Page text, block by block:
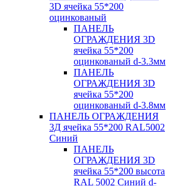
3D ячейка 55*200
оцинкованый
ПАНЕЛЬ
ОГРАЖДЕНИЯ 3D
ячейка 55*200
оцинкованый d-3.3мм
ПАНЕЛЬ
ОГРАЖДЕНИЯ 3D
ячейка 55*200
оцинкованый d-3.8мм
ПАНЕЛЬ ОГРАЖДЕНИЯ
3Д ячейка 55*200 RAL5002
Синий
ПАНЕЛЬ
ОГРАЖДЕНИЯ 3D
ячейка 55*200 высота
RAL 5002 Синий d-